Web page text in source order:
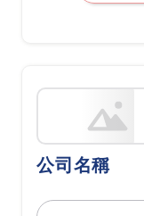
公司名稱